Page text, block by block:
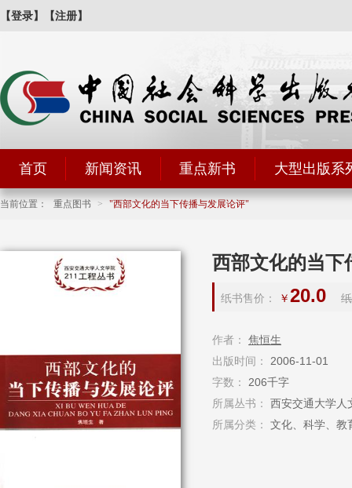
【登录】 【注册】
首页 新闻资讯 重点新书 大型出版系
当前位置： 重点图书 > 西部文化的当下传播与发展论评
西部文化的当下
纸书售价： ￥20.0
作者：
焦恒生
出版时间：
2006-11-01
字数：
206千字
所属丛书：
西安交通大学人
所属分类：
文化、科学、教